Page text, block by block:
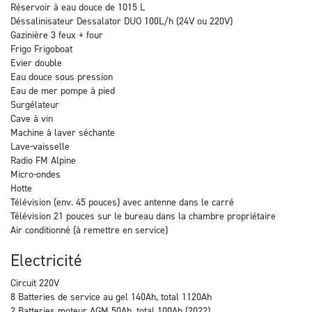
Réservoir à eau douce de 1015 L
Déssalinisateur Dessalator DUO 100L/h (24V ou 220V)
Gazinière 3 feux + four
Frigo Frigoboat
Evier double
Eau douce sous pression
Eau de mer pompe à pied
Surgélateur
Cave à vin
Machine à laver séchante
Lave-vaisselle
Radio FM Alpine
Micro-ondes
Hotte
Télévision (env. 45 pouces) avec antenne dans le carré
Télévision 21 pouces sur le bureau dans la chambre propriétaire
Air conditionné (à remettre en service)
Electricité
Circuit 220V
8 Batteries de service au gel 140Ah, total 1120Ah